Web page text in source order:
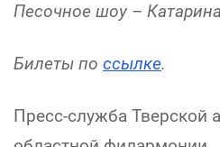
Песочное шоу –
Билеты по ссылке.
Пресс-служба Тверской